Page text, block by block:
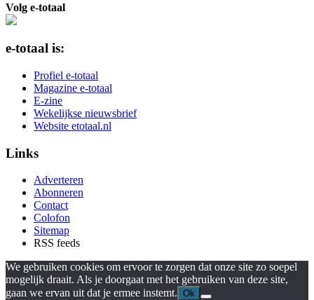
Volg e-totaal
e-totaal is:
Profiel e-totaal
Magazine e-totaal
E-zine
Wekelijkse nieuwsbrief
Website etotaal.nl
Links
Adverteren
Abonneren
Contact
Colofon
Sitemap
RSS feeds
We gebruiken cookies om ervoor te zorgen dat onze site zo soepel
mogelijk draait. Als je doorgaat met het gebruiken van deze site,
gaan we ervan uit dat je ermee instemt. Ok